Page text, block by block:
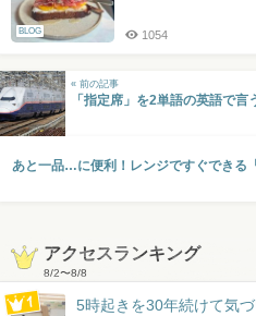
BLOG 1054
« 前の記事
「指定席」を2単語の英語で言
あと一品…に便利！レンジですぐできる
アクセスランキング
8/2〜8/8
5時起きを30年続けて気